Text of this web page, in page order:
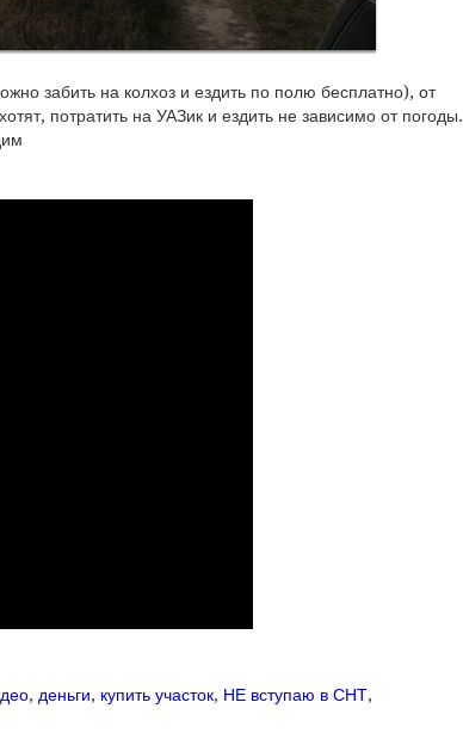
забить на колхоз и ездить по полю бесплатно), от
потратить на УАЗик и ездить не зависимо от погоды.
, деньги, купить участок, НЕ вступаю в СНТ,